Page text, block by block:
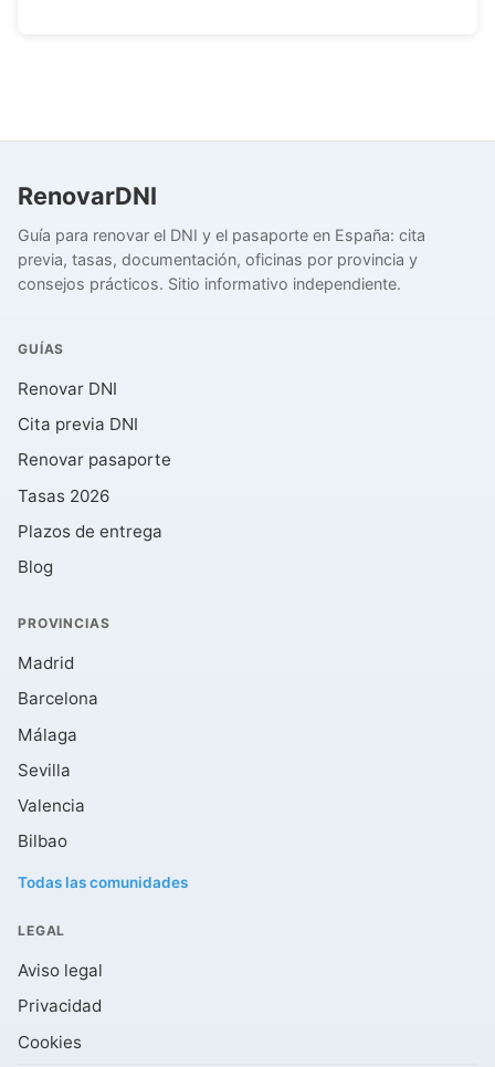
RenovarDNI
Guía para renovar el DNI y el pasaporte en España: cita
previa, tasas, documentación, oficinas por provincia y
consejos prácticos. Sitio informativo independiente.
GUÍAS
Renovar DNI
Cita previa DNI
Renovar pasaporte
Tasas 2026
Plazos de entrega
Blog
PROVINCIAS
Madrid
Barcelona
Málaga
Sevilla
Valencia
Bilbao
Todas las comunidades
LEGAL
Aviso legal
Privacidad
Cookies